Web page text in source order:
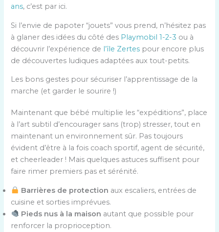
ans, c’est par ici.
Si l’envie de papoter “jouets” vous prend, n’hésitez pas
à glaner des idées du côté des Playmobil 1-2-3 ou à
découvrir l’expérience de l’île Zertes pour encore plus
de découvertes ludiques adaptées aux tout-petits.
Les bons gestes pour sécuriser l’apprentissage de la
marche (et garder le sourire !)
Maintenant que bébé multiplie les “expéditions”, place
à l’art subtil d’encourager sans (trop) stresser, tout en
maintenant un environnement sûr. Pas toujours
évident d’être à la fois coach sportif, agent de sécurité,
et cheerleader ! Mais quelques astuces suffisent pour
faire rimer premiers pas et sérénité.
Barrières de protection aux escaliers, entrées de
cuisine et sorties imprévues.
Pieds nus à la maison autant que possible pour
renforcer la proprioception.